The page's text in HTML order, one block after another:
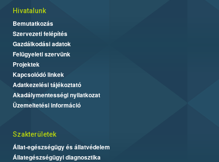
Hivatalunk
Bemutatkozás
Szervezeti felépítés
Gazdálkodási adatok
Felügyeleti szervünk
Projektek
Kapcsolódó linkek
Adatkezelési tájékoztató
Akadálymentességi nyilatkozat
Üzemeltetési információ
Szakterületek
Állat-egészségügy és állatvédelem
Állategészségügyi diagnosztika